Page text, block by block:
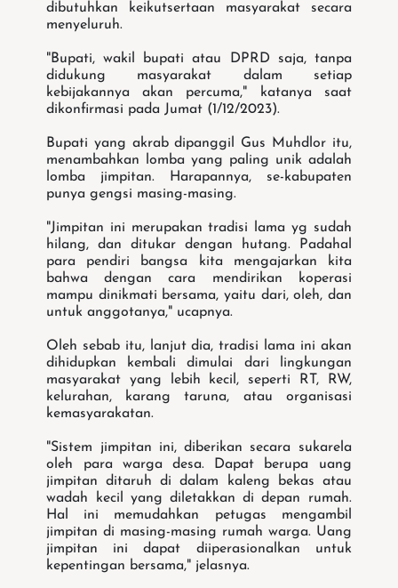
dibutuhkan keikutsertaan masyarakat secara
menyeluruh.
"Bupati, wakil bupati atau DPRD saja, tanpa
didukung masyarakat dalam setiap
kebijakannya akan percuma," katanya saat
dikonfirmasi pada Jumat (1/12/2023).
Bupati yang akrab dipanggil Gus Muhdlor itu,
menambahkan lomba yang paling unik adalah
lomba jimpitan. Harapannya, se-kabupaten
punya gengsi masing-masing.
"Jimpitan ini merupakan tradisi lama yg sudah
hilang, dan ditukar dengan hutang. Padahal
para pendiri bangsa kita mengajarkan kita
bahwa dengan cara mendirikan koperasi
mampu dinikmati bersama, yaitu dari, oleh, dan
untuk anggotanya," ucapnya.
Oleh sebab itu, lanjut dia, tradisi lama ini akan
dihidupkan kembali dimulai dari lingkungan
masyarakat yang lebih kecil, seperti RT, RW,
kelurahan, karang taruna, atau organisasi
kemasyarakatan.
"Sistem jimpitan ini, diberikan secara sukarela
oleh para warga desa. Dapat berupa uang
jimpitan ditaruh di dalam kaleng bekas atau
wadah kecil yang diletakkan di depan rumah.
Hal ini memudahkan petugas mengambil
jimpitan di masing-masing rumah warga. Uang
jimpitan ini dapat diiperasionalkan untuk
kepentingan bersama," jelasnya.